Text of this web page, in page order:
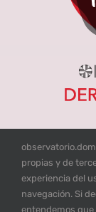
© Excepto
esta
propias y de
experiencia del
navegación. Si
entendemos que